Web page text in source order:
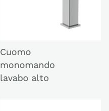
Cuomo
monomando
lavabo alto